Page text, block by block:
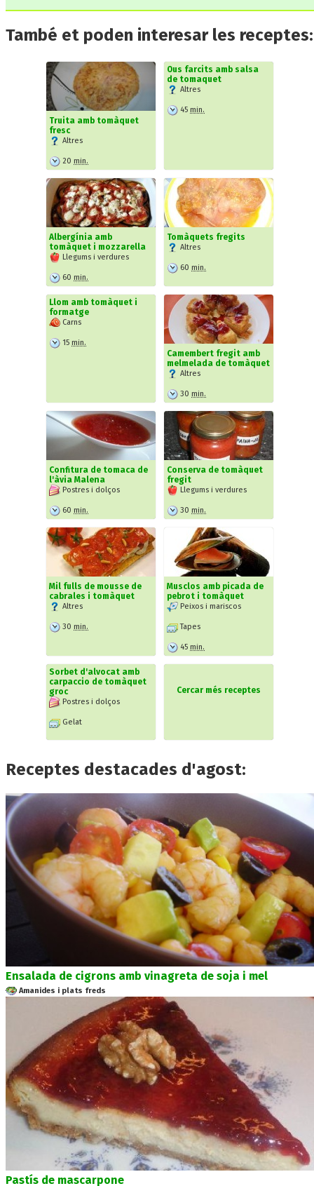
També et poden interesar les receptes:
Truita amb tomàquet
fresc
Altres
20 min.
Ous farcits amb salsa
de tomaquet
Altres
45 min.
Albergínia amb
tomàquet i mozzarella
Llegums i verdures
60 min.
Tomàquets fregits
Altres
60 min.
Llom amb tomàquet i
formatge
Carns
15 min.
Camembert fregit amb
melmelada de tomàquet
Altres
30 min.
Confitura de tomaca de
l'àvia Malena
Postres i dolços
60 min.
Conserva de tomàquet
fregit
Llegums i verdures
30 min.
Mil fulls de mousse de
cabrales i tomàquet
Altres
30 min.
Musclos amb picada de
pebrot i tomàquet
Peixos i mariscos
Tapes
45 min.
Sorbet d'alvocat amb
carpaccio de tomàquet
groc
Postres i dolços
Gelat
Cercar més receptes
Receptes destacades d'agost:
Ensalada de cigrons amb vinagreta de soja i mel
Amanides i plats freds
Pastís de mascarpone